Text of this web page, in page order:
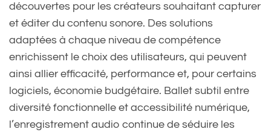
découvertes pour les créateurs souhaitant capturer
et éditer du contenu sonore. Des solutions
adaptées à chaque niveau de compétence
enrichissent le choix des utilisateurs, qui peuvent
ainsi allier efficacité, performance et, pour certains
logiciels, économie budgétaire. Ballet subtil entre
diversité fonctionnelle et accessibilité numérique,
l’enregistrement audio continue de séduire les